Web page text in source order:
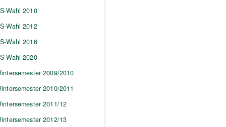
Wahl 2010
Wahl 2012
Wahl 2016
Wahl 2020
2009/2010
2010/2011
2011/12
2012/13